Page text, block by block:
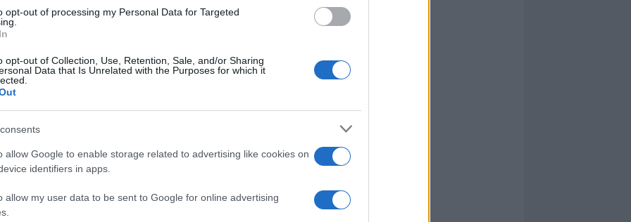
opt-out of processing my Personal Data for Targeted
opt-out of Collection, Use, Retention, Sale, and/or Sharing
Data that Is Unrelated with the Purposes for which it
allow Google to enable storage related to advertising like cookies on
identifiers in apps.
allow my user data to be sent to Google for online advertising
di GalluraOggi.it
i tuoi video e le tue foto
+39 345 356 7512
I nostri cari